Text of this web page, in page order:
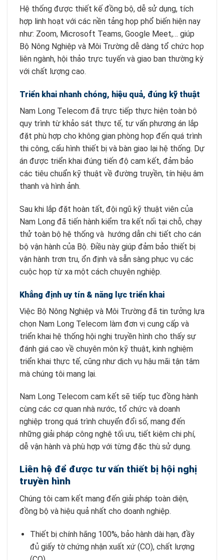
Hệ thống được thiết kế đồng bộ, dễ sử dụng, tích
hợp linh hoạt với các nền tảng họp phổ biến hiện nay
như: Zoom, Microsoft Teams, Google Meet,… giúp
Bộ Nông Nghiệp và Môi Trường dễ dàng tổ chức họp
liên ngành, hội thảo trực tuyến và giao ban thường kỳ
với chất lượng cao.
Triển khai nhanh chóng, hiệu quả, đúng kỹ thuật
Nam Long Telecom đã trực tiếp thực hiện toàn bộ
quy trình từ khảo sát thực tế, tư vấn phương án lắp
đặt phù hợp cho không gian phòng họp đến quá trình
thi công, cấu hình thiết bị và bàn giao lại hệ thống. Dự
án được triển khai đúng tiến độ cam kết, đảm bảo
các tiêu chuẩn kỹ thuật về đường truyền, tín hiệu âm
thanh và hình ảnh.
Sau khi lắp đặt hoàn tất, đội ngũ kỹ thuật viên của
Nam Long đã tiến hành kiểm tra kết nối tại chỗ, chạy
thử toàn bộ hệ thống và hướng dẫn chi tiết cho cán
bộ vận hành của Bộ. Điều này giúp đảm bảo thiết bị
vận hành trơn tru, ổn định và sẵn sàng phục vụ các
cuộc họp từ xa một cách chuyên nghiệp.
Khẳng định uy tín & năng lực triển khai
Việc Bộ Nông Nghiệp và Môi Trường đã tin tưởng lựa
chọn Nam Long Telecom làm đơn vị cung cấp và
triển khai hệ thống hội nghị truyền hình cho thấy sự
đánh giá cao về chuyên môn kỹ thuật, kinh nghiệm
triển khai thực tế, cũng như dịch vụ hậu mãi tận tâm
mà chúng tôi mang lại.
Nam Long Telecom cam kết sẽ tiếp tục đồng hành
cùng các cơ quan nhà nước, tổ chức và doanh
nghiệp trong quá trình chuyển đổi số, mang đến
những giải pháp công nghệ tối ưu, tiết kiệm chi phí,
dễ vận hành và phù hợp với từng đặc thù sử dụng.
Liên hệ để được tư vấn thiết bị hội nghị
truyền hình
Chúng tôi cam kết mang đến giải pháp toàn diện,
đồng bộ và hiệu quả nhất cho doanh nghiệp.
Thiết bị chính hãng 100%, bảo hành dài hạn, đầy
đủ giấy tờ chứng nhận xuất xứ (CO), chất lượng